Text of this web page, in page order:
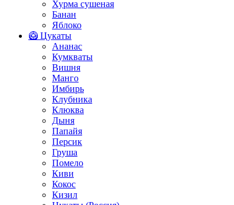
Хурма сушеная
Банан
Яблоко
🥝 Цукаты
Ананас
Кумкваты
Вишня
Манго
Имбирь
Клубника
Клюква
Дыня
Папайя
Персик
Груша
Помело
Киви
Кокос
Кизил